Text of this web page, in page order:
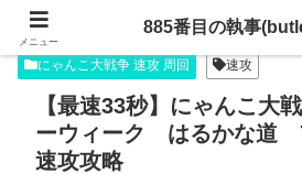
にゃんこ大戦争 速攻 周回 速攻
【最速33秒】にゃんこ
ーウィーク はるかな道
速攻攻略
メニュー
885番目の執事